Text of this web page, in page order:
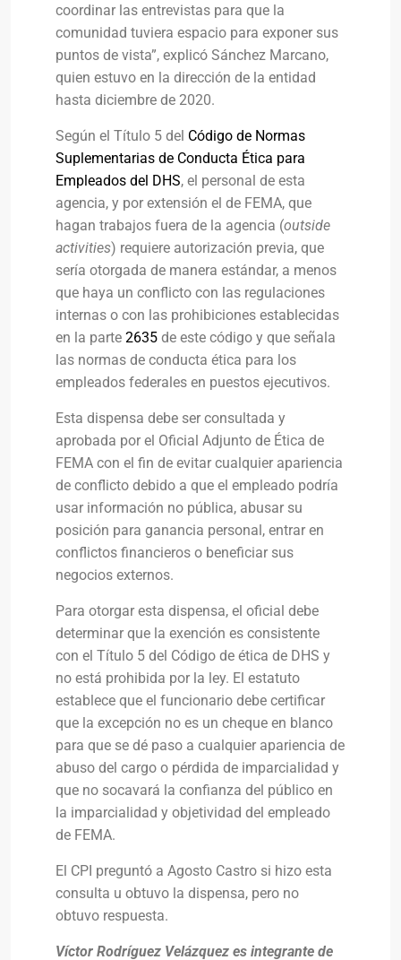
coordinar las entrevistas para que la
comunidad tuviera espacio para exponer sus
puntos de vista”, explicó Sánchez Marcano,
quien estuvo en la dirección de la entidad
hasta diciembre de 2020.
Según el Título 5 del Código de Normas
Suplementarias de Conducta Ética para
Empleados del DHS, el personal de esta
agencia, y por extensión el de FEMA, que
hagan trabajos fuera de la agencia (outside
activities) requiere autorización previa, que
sería otorgada de manera estándar, a menos
que haya un conflicto con las regulaciones
internas o con las prohibiciones establecidas
en la parte 2635 de este código y que señala
las normas de conducta ética para los
empleados federales en puestos ejecutivos.
Esta dispensa debe ser consultada y
aprobada por el Oficial Adjunto de Ética de
FEMA con el fin de evitar cualquier apariencia
de conflicto debido a que el empleado podría
usar información no pública, abusar su
posición para ganancia personal, entrar en
conflictos financieros o beneficiar sus
negocios externos.
Para otorgar esta dispensa, el oficial debe
determinar que la exención es consistente
con el Título 5 del Código de ética de DHS y
no está prohibida por la ley. El estatuto
establece que el funcionario debe certificar
que la excepción no es un cheque en blanco
para que se dé paso a cualquier apariencia de
abuso del cargo o pérdida de imparcialidad y
que no socavará la confianza del público en
la imparcialidad y objetividad del empleado
de FEMA.
El CPI preguntó a Agosto Castro si hizo esta
consulta u obtuvo la dispensa, pero no
obtuvo respuesta.
Víctor Rodríguez Velázquez es integrante de